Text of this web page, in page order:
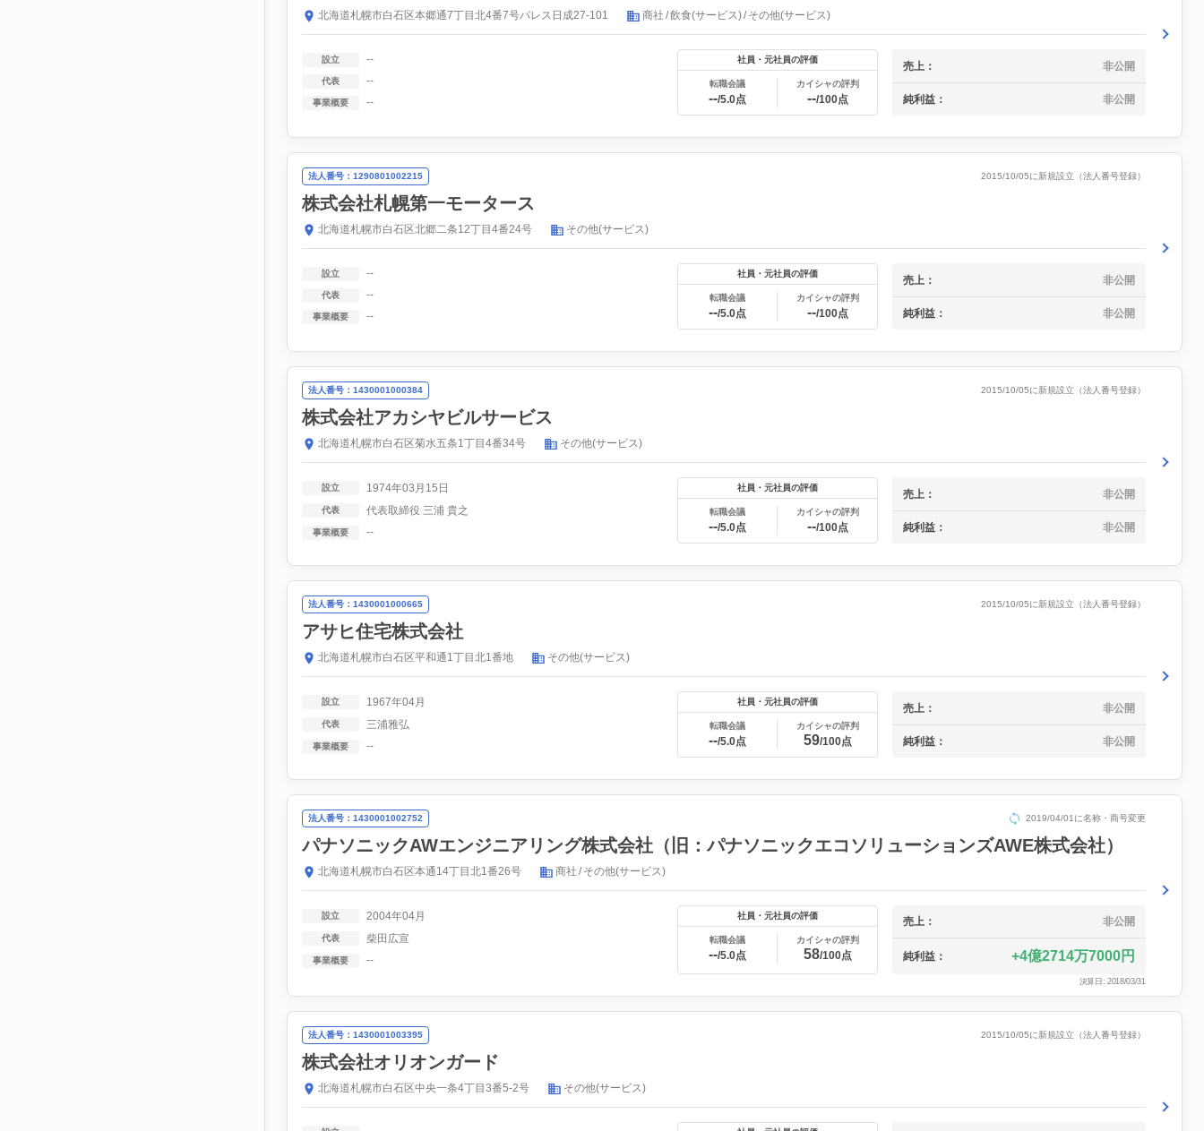
北海道札幌市白石区本郷通7丁目北4番7号パレス日成27-101 商社 飲食(サービス) その他(サービス)
設立 --
代表 --
事業概要 --
社員・元社員の評価
転職会議
--/5.0点
カイシャの評判
--/100点
売上： 非公開
純利益： 非公開
法人番号：1290801002215 2015/10/05に新規設立（法人番号登録）
株式会社札幌第一モータース
北海道札幌市白石区北郷二条12丁目4番24号 その他(サービス)
設立 --
代表 --
事業概要 --
社員・元社員の評価
転職会議
--/5.0点
カイシャの評判
--/100点
売上： 非公開
純利益： 非公開
法人番号：1430001000384 2015/10/05に新規設立（法人番号登録）
株式会社アカシヤビルサービス
北海道札幌市白石区菊水五条1丁目4番34号 その他(サービス)
設立 1974年03月15日
代表 代表取締役 三浦 貴之
事業概要 --
社員・元社員の評価
転職会議
--/5.0点
カイシャの評判
--/100点
売上： 非公開
純利益： 非公開
法人番号：1430001000665 2015/10/05に新規設立（法人番号登録）
アサヒ住宅株式会社
北海道札幌市白石区平和通1丁目北1番地 その他(サービス)
設立 1967年04月
代表 三浦雅弘
事業概要 --
社員・元社員の評価
転職会議
--/5.0点
カイシャの評判
59/100点
売上： 非公開
純利益： 非公開
法人番号：1430001002752 2019/04/01に名称・商号変更
パナソニックAWエンジニアリング株式会社（旧：パナソニックエコソリューションズAWE株式会社）
北海道札幌市白石区本通14丁目北1番26号 商社 その他(サービス)
設立 2004年04月
代表 柴田広宣
事業概要 --
社員・元社員の評価
転職会議
--/5.0点
カイシャの評判
58/100点
売上： 非公開
純利益： 4億2714万7000円
決算日: 2018/03/31
法人番号：1430001003395 2015/10/05に新規設立（法人番号登録）
株式会社オリオンガード
北海道札幌市白石区中央一条4丁目3番5-2号 その他(サービス)